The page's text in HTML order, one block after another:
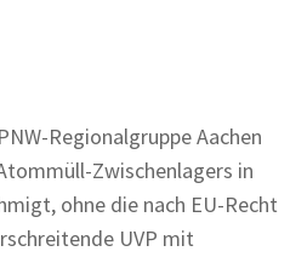
Regionalgruppe Aachen
Zwischenlagers in
ohne die nach EU-Recht
UVP mit